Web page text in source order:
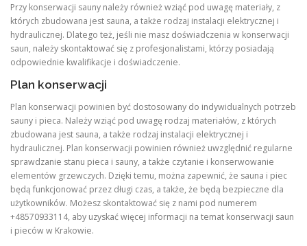
Przy konserwacji sauny należy również wziąć pod uwagę materiały, z
których zbudowana jest sauna, a także rodzaj instalacji elektrycznej i
hydraulicznej. Dlatego też, jeśli nie masz doświadczenia w konserwacji
saun, należy skontaktować się z profesjonalistami, którzy posiadają
odpowiednie kwalifikacje i doświadczenie.
Plan konserwacji
Plan konserwacji powinien być dostosowany do indywidualnych potrzeb
sauny i pieca. Należy wziąć pod uwagę rodzaj materiałów, z których
zbudowana jest sauna, a także rodzaj instalacji elektrycznej i
hydraulicznej. Plan konserwacji powinien również uwzględnić regularne
sprawdzanie stanu pieca i sauny, a także czytanie i konserwowanie
elementów grzewczych. Dzięki temu, można zapewnić, że sauna i piec
będą funkcjonować przez długi czas, a także, że będą bezpieczne dla
użytkowników. Możesz skontaktować się z nami pod numerem
+48570933114, aby uzyskać więcej informacji na temat konserwacji saun
i pieców w Krakowie.